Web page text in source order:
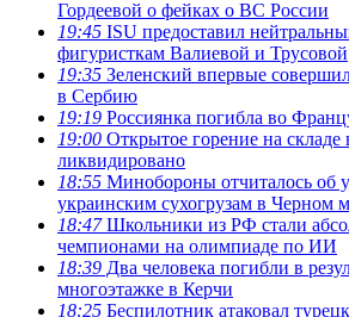
Гордеевой о фейках о ВС России
19:45 ISU предоставил
фигуристкам Валиевой и Трусовой
19:35 Зеленский впервые
в Сербию
19:19 Россиянка погибла во
19:00 Открытое горение на складе
ликвидировано
18:55 Минобороны отчиталось об
украинским сухогрузам в Черном
18:47Школьники из РФ стали
чемпионами на олимпиаде по ИИ
18:39 Два человека погибли в
многоэтажке в Керчи
18:25 Беспилотник атаковал